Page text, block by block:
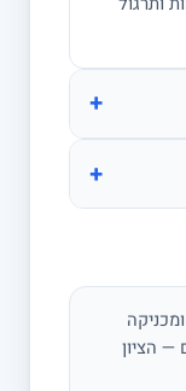
+
+
— הציון